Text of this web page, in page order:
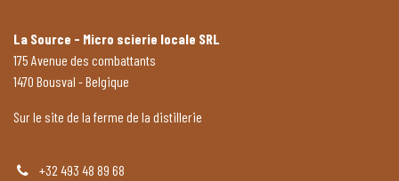
La Source - Micro scierie locale SRL
175 Avenue des combattants
1470 Bousval - Belgique
Sur le site de la ferme de la distillerie
+32 493 48 89 68